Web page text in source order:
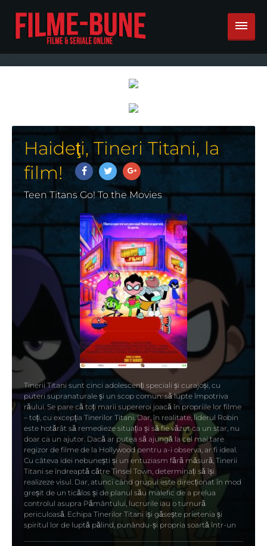
Haideţi, Tineri Titani, la
film!
Teen Titans Go! To the Movies
Tinerii Titani sunt cinci adolescenți speciali și curajoși, cu
puteri supranaturale și un scop comun: să lupte împotriva
răului. Se pare că toți marii supereroi joacă în propriile lor filme
– toți, cu excepția Tinerilor Titani. Dar, în realitate, liderul Robin
este hotărât să remedieze situația și să fie văzut ca un star, nu
doar ca un ajutor. Dacă ar putea să ajungă la cel mai tare
regizor de filme de la Hollywood pentru a-i observa, ar fi ideal.
Cu câteva idei nebunești și un entuziasm fără măsură, Tinerii
Titani se îndreaptă către Tinsel Town, determinați să își
realizeze visul. Dar, atunci când grupul este direcționat în mod
greșit de un ticălos și de planul său malefic de a prelua
controlul asupra Pământului, lucrurile iau o turnură
periculoasă. Echipa Tinerilor Titani își găsește prietenia și
spiritul lor de luptă pălind, punându-și propria soartă într-un